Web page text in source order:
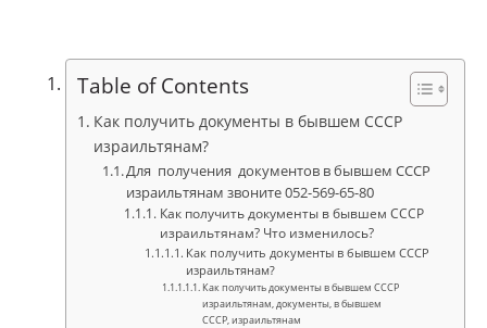
Table of Contents
Как получить документы в бывшем СССР
израильтянам?
Для получения документов в бывшем СССР
израильтянам звоните 052-569-65-80
Как получить документы в бывшем СССР
израильтянам? Что изменилось?
Как получить документы в бывшем СССР
израильтянам?
Как получить документы в бывшем СССР
израильтянам, документы, в бывшем
СССР, израильтянам